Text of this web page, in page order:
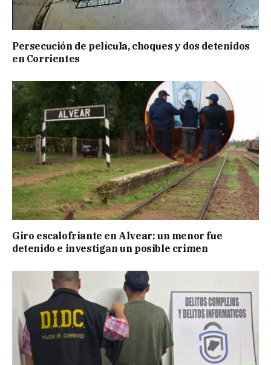
Persecución de película, choques y dos detenidos
en Corrientes
Giro escalofriante en Alvear: un menor fue
detenido e investigan un posible crimen